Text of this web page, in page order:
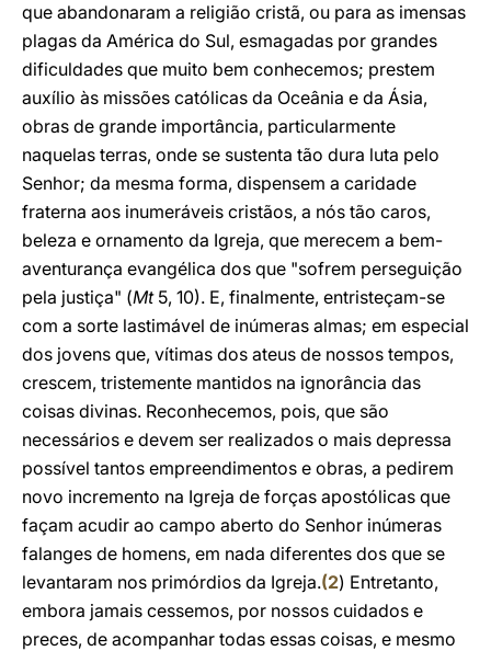
que abandonaram a religião cristã, ou para as imensas
plagas da América do Sul, esmagadas por grandes
dificuldades que muito bem conhecemos; prestem
auxílio às missões católicas da Oceânia e da Ásia,
obras de grande importância, particularmente
naquelas terras, onde se sustenta tão dura luta pelo
Senhor; da mesma forma, dispensem a caridade
fraterna aos inumeráveis cristãos, a nós tão caros,
beleza e ornamento da Igreja, que merecem a bem-
aventurança evangélica dos que "sofrem perseguição
pela justiça" (Mt5, 10). E, finalmente, entristeçam-se
com a sorte lastimável de inúmeras almas; em especial
dos jovens que, vítimas dos ateus de nossos tempos,
crescem, tristemente mantidos na ignorância das
coisas divinas. Reconhecemos, pois, que são
necessários e devem ser realizados o mais depressa
possível tantos empreendimentos e obras, a pedirem
novo incremento na Igreja de forças apostólicas que
façam acudir ao campo aberto do Senhor inúmeras
falanges de homens, em nada diferentes dos que se
levantaram nos primórdios da Igreja.(2) Entretanto,
embora jamais cessemos, por nossos cuidados e
preces, de acompanhar todas essas coisas, e mesmo